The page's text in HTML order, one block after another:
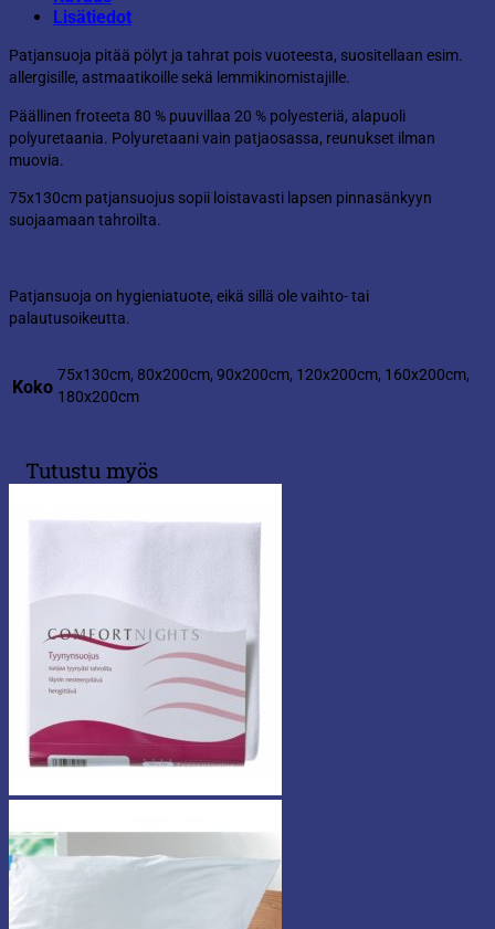
Lisätiedot
Patjansuoja pitää pölyt ja tahrat pois vuoteesta, suositellaan esim.
allergisille, astmaatikoille sekä lemmikinomistajille.
Päällinen froteeta 80 % puuvillaa 20 % polyesteriä, alapuoli
polyuretaania. Polyuretaani vain patjaosassa, reunukset ilman
muovia.
75x130cm patjansuojus sopii loistavasti lapsen pinnasänkyyn
suojaamaan tahroilta.
Patjansuoja on hygieniatuote, eikä sillä ole vaihto- tai
palautusoikeutta.
Koko
75x130cm, 80x200cm, 90x200cm, 120x200cm, 160x200cm,
180x200cm
Tutustu myös